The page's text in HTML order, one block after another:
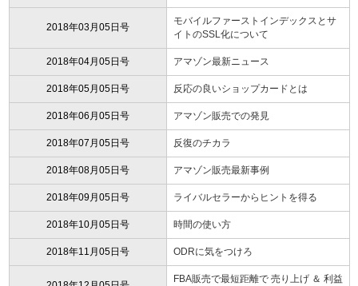
2018年03月05日号
モバイルファーストインデックスとサ
イトのSSL化について
2018年04月05日号 アマゾン最新ニュース
2018年05月05日号 反応の良いショップカードとは
2018年06月05日号 アマゾン販売での発見
2018年07月05日号 反復のチカラ
2018年08月05日号 アマゾン販売最新事例
2018年09月05日号 ライバルセラーからヒントを得る
2018年10月05日号 時間の使い方
2018年11月05日号 ODRに気をつけろ
FBA販売で最短距離で 売り上げ ＆ 利益